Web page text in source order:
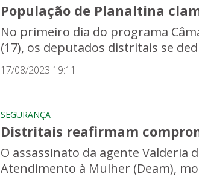
População de Planaltina
No primeiro dia do programa
(17), os deputados distritais se
17/08/2023 19:11
SEGURANÇA
Distritais reafirmam
O assassinato da agente Valderia
Atendimento à Mulher (Deam),